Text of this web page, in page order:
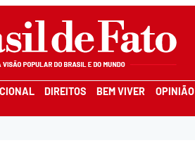
DIREITOS BEM VIVER OPINIÃO